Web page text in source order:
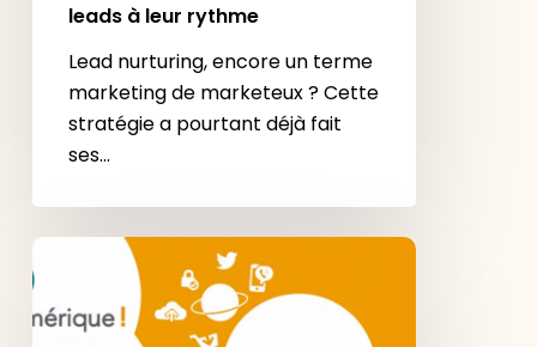
leads à leur rythme
Lead nurturing, encore un terme
marketing de marketeux ? Cette
stratégie a pourtant déjà fait
ses…
PME
:
1
journée